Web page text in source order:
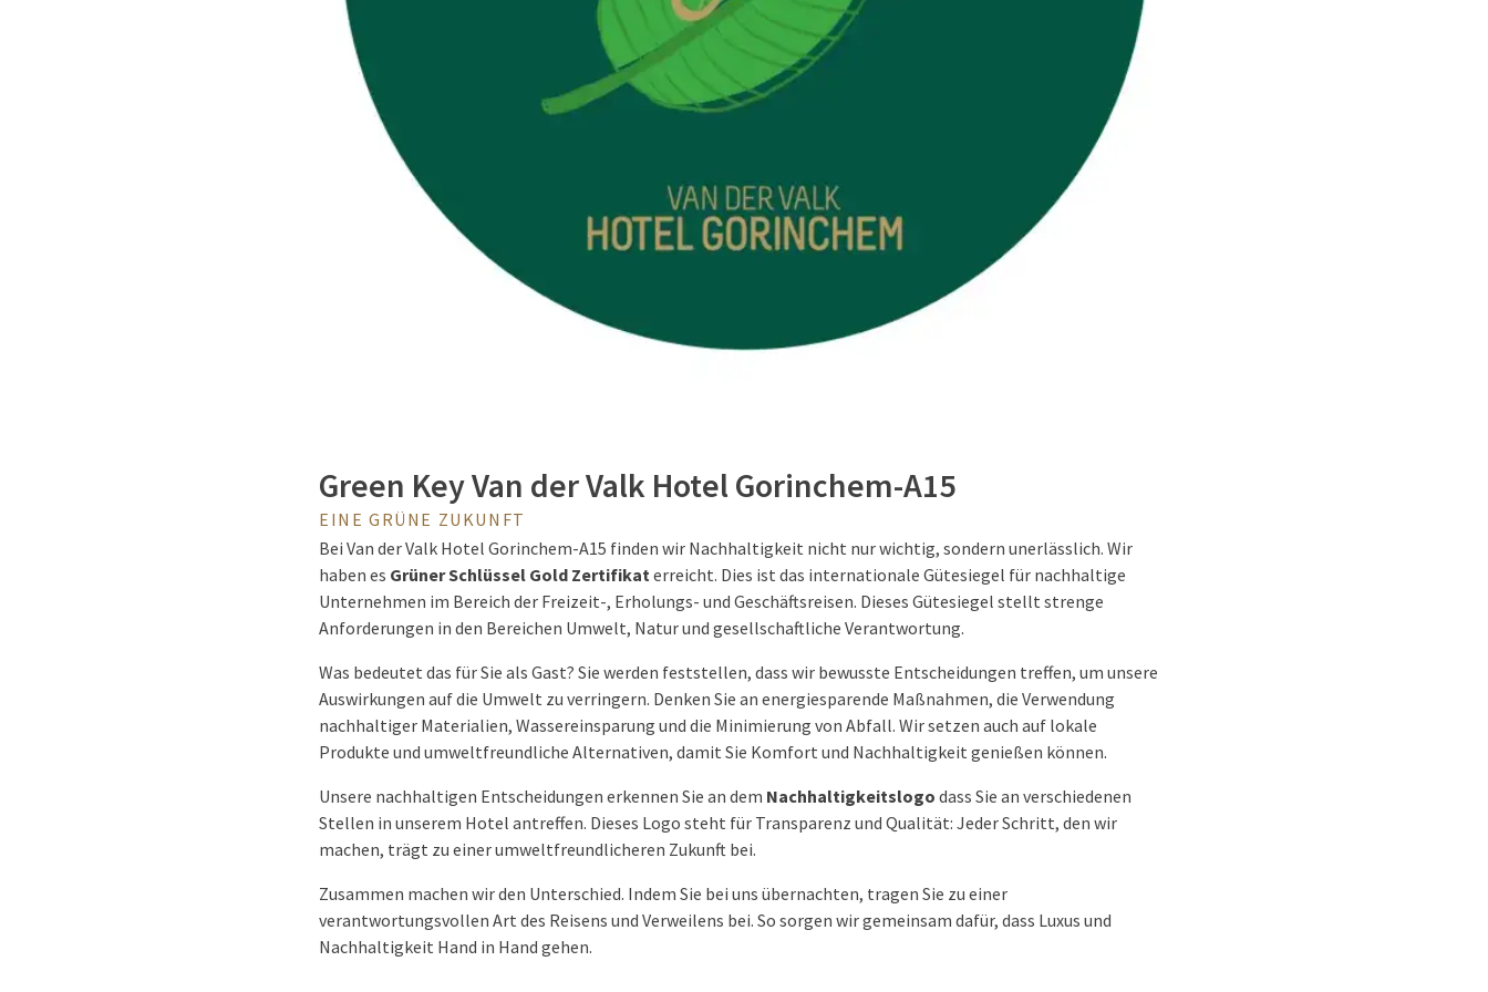
Green Key Van der Valk Hotel Gorinchem-A15
EINE GRÜNE ZUKUNFT
Bei Van der Valk Hotel Gorinchem-A15 finden wir Nachhaltigkeit nicht nur wichtig, sondern unerlässlich. Wir
haben es Grüner Schlüssel Gold Zertifikaterreicht. Dies ist das internationale Gütesiegel für nachhaltige
Unternehmen im Bereich der Freizeit-, Erholungs- und Geschäftsreisen. Dieses Gütesiegel stellt strenge
Anforderungen in den Bereichen Umwelt, Natur und gesellschaftliche Verantwortung.
Was bedeutet das für Sie als Gast? Sie werden feststellen, dass wir bewusste Entscheidungen treffen, um unsere
Auswirkungen auf die Umwelt zu verringern. Denken Sie an energiesparende Maßnahmen, die Verwendung
nachhaltiger Materialien, Wassereinsparung und die Minimierung von Abfall. Wir setzen auch auf lokale
Produkte und umweltfreundliche Alternativen, damit Sie Komfort und Nachhaltigkeit genießen können.
Unsere nachhaltigen Entscheidungen erkennen Sie an dem Nachhaltigkeitslogo dass Sie an verschiedenen
Stellen in unserem Hotel antreffen. Dieses Logo steht für Transparenz und Qualität: Jeder Schritt, den wir
machen, trägt zu einer umweltfreundlicheren Zukunft bei.
Zusammen machen wir den Unterschied. Indem Sie bei uns übernachten, tragen Sie zu einer
verantwortungsvollen Art des Reisens und Verweilens bei. So sorgen wir gemeinsam dafür, dass Luxus und
Nachhaltigkeit Hand in Hand gehen.